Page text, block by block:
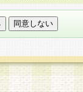
のためCookie
供しません。